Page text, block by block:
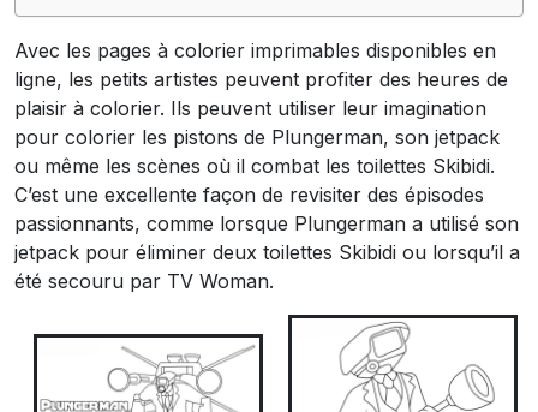
Avec les pages à colorier imprimables disponibles en
ligne, les petits artistes peuvent profiter des heures de
plaisir à colorier. Ils peuvent utiliser leur imagination
pour colorier les pistons de Plungerman, son jetpack
ou même les scènes où il combat les toilettes Skibidi.
C’est une excellente façon de revisiter des épisodes
passionnants, comme lorsque Plungerman a utilisé son
jetpack pour éliminer deux toilettes Skibidi ou lorsqu’il a
été secouru par TV Woman.